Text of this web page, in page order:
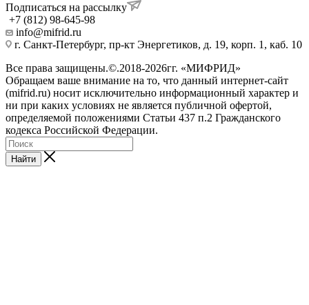
Подписаться на рассылку
+7 (812) 98-645-98
info@mifrid.ru
г. Санкт-Петербург, пр-кт Энергетиков, д. 19, корп. 1, каб. 10
Все права защищены.©.2018-2026гг. «МИФРИД»
Обращаем ваше внимание на то, что данный интернет-сайт
(mifrid.ru) носит исключительно информационный характер и
ни при каких условиях не является публичной офертой,
определяемой положениями Статьи 437 п.2 Гражданского
кодекса Российской Федерации.
Найти